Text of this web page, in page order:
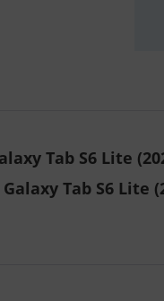
Tab S6 Lite
Tab S6 Lite